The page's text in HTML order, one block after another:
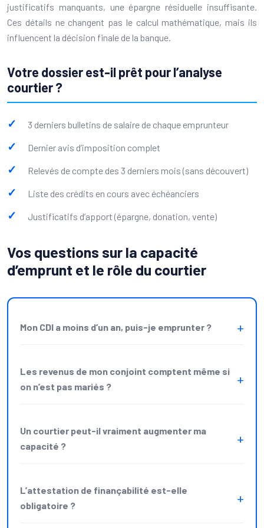
justificatifs manquants, une épargne résiduelle insuffisante.
Ces détails ne changent pas le calcul mathématique, mais ils
influencent la décision finale de la banque.
Votre dossier est-il prêt pour l’analyse
courtier ?
3 derniers bulletins de salaire de chaque emprunteur
Dernier avis d’imposition complet
Relevés de compte des 3 derniers mois (sans découvert)
Liste des crédits en cours avec échéanciers
Justificatifs d’apport (épargne, donation, vente)
Vos questions sur la capacité
d’emprunt et le rôle du courtier
Mon CDI a moins d’un an, puis-je emprunter ?
Les revenus de mon conjoint comptent même si
on n’est pas mariés ?
Un courtier peut-il vraiment augmenter ma
capacité ?
L’attestation de finançabilité est-elle
obligatoire ?